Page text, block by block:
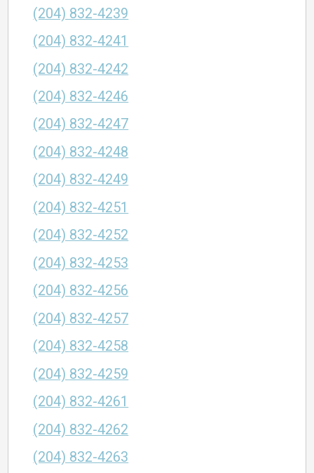
(204) 832-4239
(204) 832-4241
(204) 832-4242
(204) 832-4246
(204) 832-4247
(204) 832-4248
(204) 832-4249
(204) 832-4251
(204) 832-4252
(204) 832-4253
(204) 832-4256
(204) 832-4257
(204) 832-4258
(204) 832-4259
(204) 832-4261
(204) 832-4262
(204) 832-4263